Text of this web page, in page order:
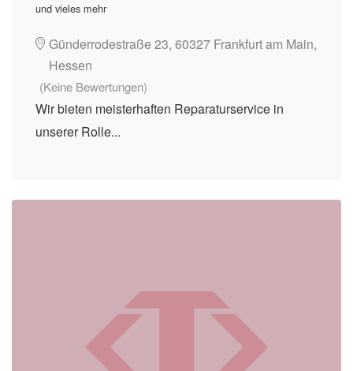
und vieles mehr
Günderrodestraße 23, 60327 Frankfurt am Main,
Hessen
(Keine Bewertungen)
Wir bieten meisterhaften Reparaturservice in
unserer Rolle...